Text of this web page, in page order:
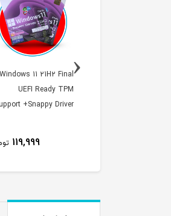
Windows 11 21H2 Final
UEFI Ready TPM
+Snappy Driver
119,999
‹